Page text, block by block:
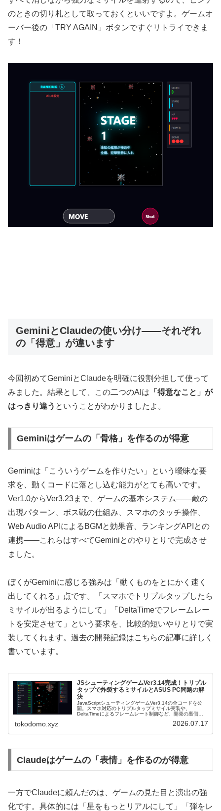
のときの切り札として取っておくといいですよ。ゲームオ
ーバー後の「TRY AGAIN」ボタンですぐリトライできま
す！
GeminiとClaudeの使い分け——それぞれ
の「得意」が違います
今回初めてGeminiとClaudeを明確に役割分担して使って
みました。結果として、この二つのAIは 「得意なこと」が
はっきり違う ということがわかりましたよ。
Geminiはゲームの「骨格」を作るのが得意
Geminiは「こういうゲームを作りたい」という曖昧な要
求を、動くコードに落とし込む能力がとても高いです。
Ver1.0からVer3.23まで、ゲームの基本システム——敵の
出現パターン、ボス戦の仕組み、スマホのタッチ操作、
Web Audio APIによるBGMと効果音、ランキングAPIとの
連携——これらはすべてGeminiとのやりとりで完成させ
ました。
ぼくがGeminiに感じる強みは「動くものをとにかく速く
出してくれる」点です。「スマホでトリプルタップしたら
ミサイルが出るようにして」「DeltaTimeでフレームレー
トを安定させて」という要求を、比較的短いやりとりで実
装してくれます。過去の開発記録はこちらの記事に詳しく
書いています。
JSシューティングゲームVer3.14完成！トリプル
タップで炸裂するミサイルとASUS PC問題の解
決
JavaScriptシューティングゲームVer3.14の全コードを公
開。スマホ対応のトリプルタップミサイル実装や、
DeltaTimeによるフレームレート制御など、開発の裏側を
tokodomo.xyz 2026.07.17
Claudeはゲームの「表情」を作るのが得意
一方でClaudeに頼んだのは、ゲームの見た目と演出の強
化です。具体的には「星をもっとリアルにして」「弾をレ